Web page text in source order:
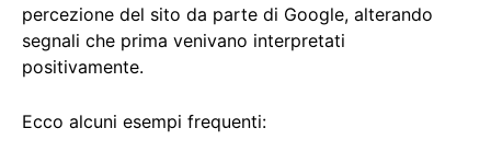
percezione del sito da parte di Google, alterando
segnali che prima venivano interpretati
positivamente.
Ecco alcuni esempi frequenti: